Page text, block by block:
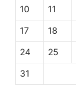
10 11
17 18
24 25
31